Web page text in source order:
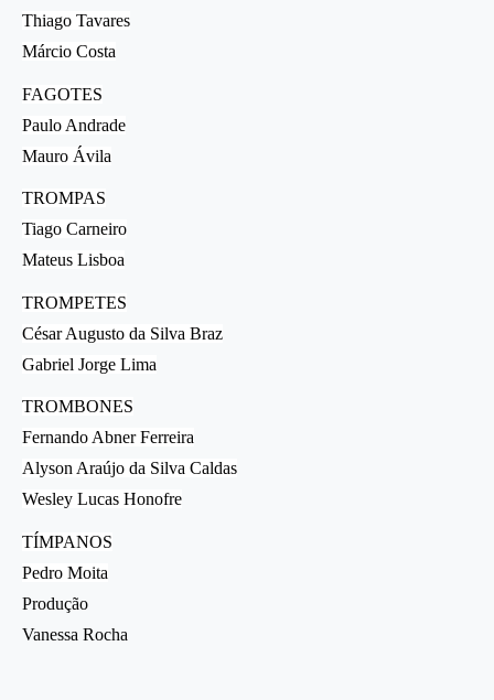
Thiago Tavares
Márcio Costa
FAGOTES
Paulo Andrade
Mauro Ávila
TROMPAS
Tiago Carneiro
Mateus Lisboa
TROMPETES
César Augusto da Silva Braz
Gabriel Jorge Lima
TROMBONES
Fernando Abner Ferreira
Alyson Araújo da Silva Caldas
Wesley Lucas Honofre
TÍMPANOS
Pedro Moita
Produção
Vanessa Rocha